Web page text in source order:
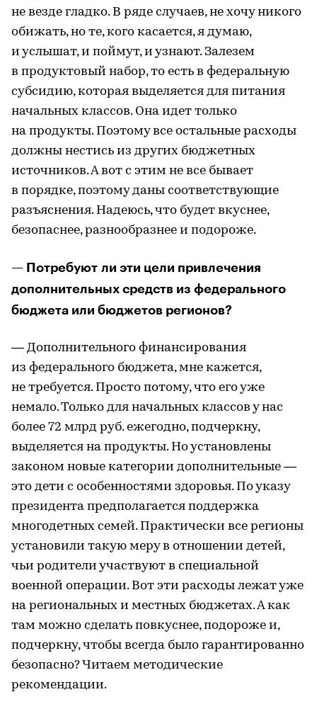
не везде гладко. В ряде случаев, не хочу никого
обижать, но те, кого касается, я думаю,
и услышат, и поймут, и узнают. Залезем
в продуктовый набор, то есть в федеральную
субсидию, которая выделяется для питания
начальных классов. Она идет только
на продукты. Поэтому все остальные расходы
должны нестись из других бюджетных
источников. А вот с этим не все бывает
в порядке, поэтому даны соответствующие
разъяснения. Надеюсь, что будет вкуснее,
безопаснее, разнообразнее и подороже.
— Потребуют ли эти цели привлечения
дополнительных средств из федерального
бюджета или бюджетов регионов?
— Дополнительного финансирования
из федерального бюджета, мне кажется,
не требуется. Просто потому, что его уже
немало. Только для начальных классов у нас
более 72 млрд руб. ежегодно, подчеркну,
выделяется на продукты. Но установлены
законом новые категории дополнительные —
это дети с особенностями здоровья. По указу
президента предполагается поддержка
многодетных семей. Практически все регионы
установили такую меру в отношении детей,
чьи родители участвуют в специальной
военной операции. Вот эти расходы лежат уже
на региональных и местных бюджетах. А как
там можно сделать повкуснее, подороже и,
подчеркну, чтобы всегда было гарантированно
безопасно? Читаем методические
рекомендации.